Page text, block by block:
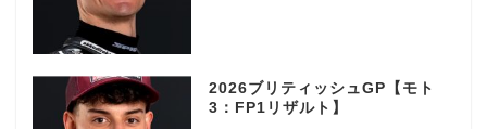
2026ブリティッシュGP【モト
3：FP1リザルト】